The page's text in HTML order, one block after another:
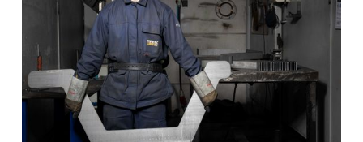
Winkelen, uitgaan en doen
Eten, drinken & uitgaan
Watersport
Overnachten
Winkelen